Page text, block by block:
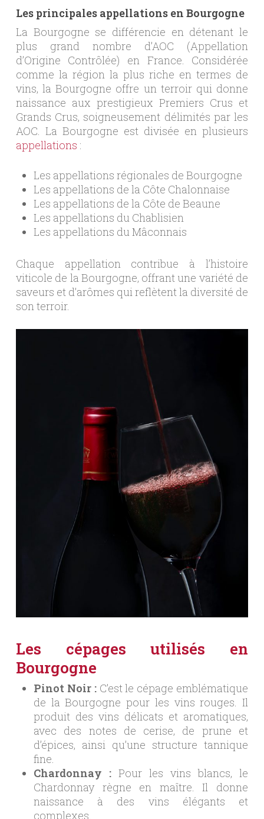
Les principales appellations en Bourgogne
La Bourgogne se différencie en détenant le
plus grand nombre d’AOC (Appellation
d’Origine Contrôlée) en France. Considérée
comme la région la plus riche en termes de
vins, la Bourgogne offre un terroir qui donne
naissance aux prestigieux Premiers Crus et
Grands Crus, soigneusement délimités par les
AOC. La Bourgogne est divisée en plusieurs
appellations :
Les appellations régionales de Bourgogne
Les appellations de la Côte Chalonnaise
Les appellations de la Côte de Beaune
Les appellations du Chablisien
Les appellations du Mâconnais
Chaque appellation contribue à l’histoire
viticole de la Bourgogne, offrant une variété de
saveurs et d’arômes qui reflètent la diversité de
son terroir.
Les cépages utilisés en
Bourgogne
Pinot Noir :C’est le cépage emblématique
de la Bourgogne pour les vins rouges. Il
produit des vins délicats et aromatiques,
avec des notes de cerise, de prune et
d’épices, ainsi qu’une structure tannique
fine.
Chardonnay :Pour les vins blancs, le
Chardonnay règne en maître. Il donne
naissance à des vins élégants et
complexes.